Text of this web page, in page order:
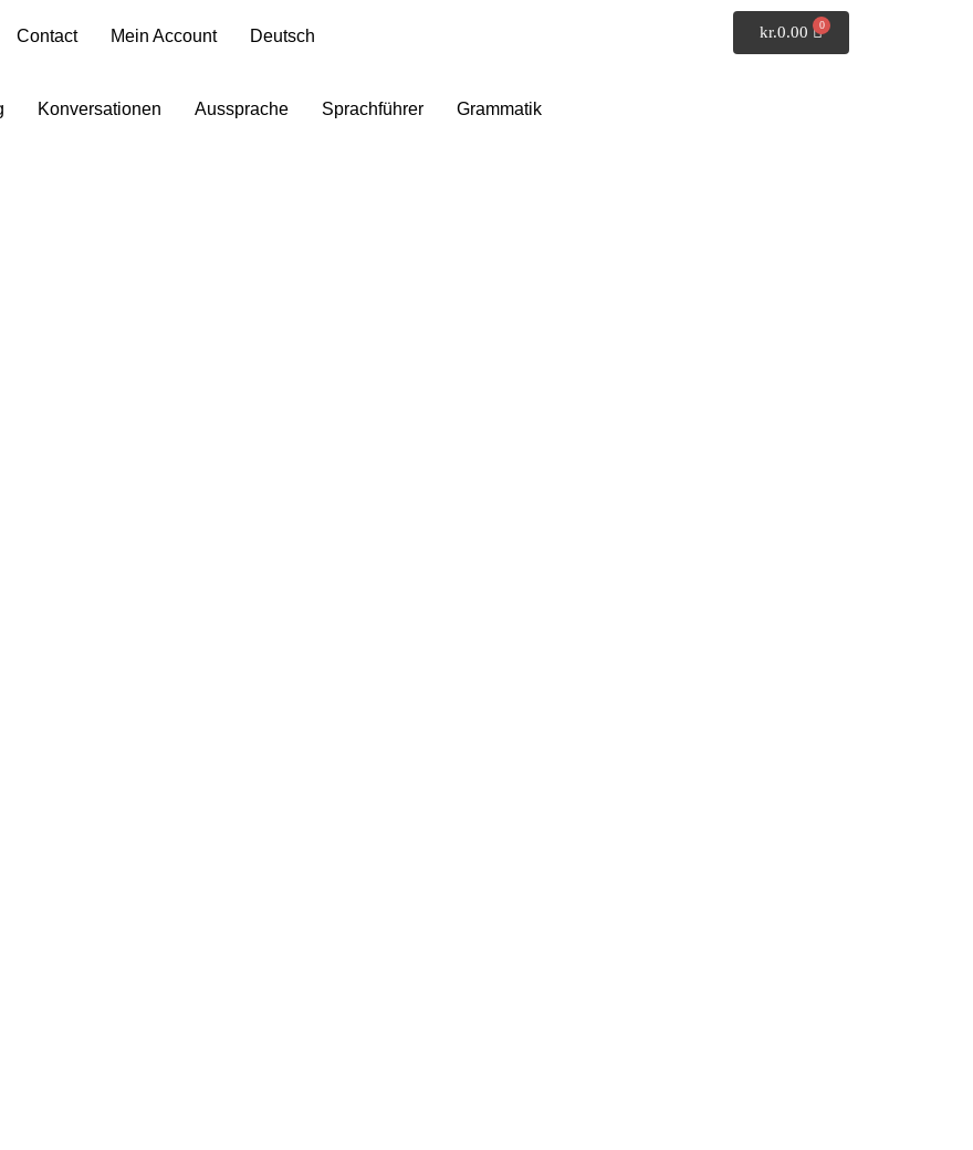
Contact Mein Account Deutsch kr.0.00
Konversationen Aussprache Sprachführer Grammatik